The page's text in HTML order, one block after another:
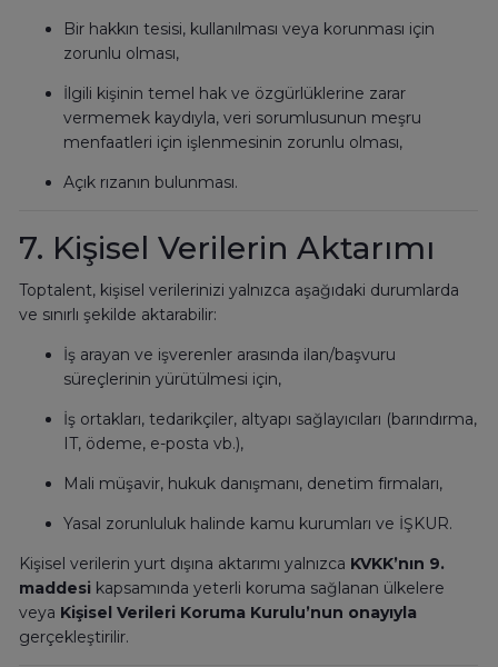
Bir hakkın tesisi, kullanılması veya korunması için
zorunlu olması,
İlgili kişinin temel hak ve özgürlüklerine zarar
vermemek kaydıyla, veri sorumlusunun meşru
menfaatleri için işlenmesinin zorunlu olması,
Açık rızanın bulunması.
7. Kişisel Verilerin Aktarımı
Toptalent, kişisel verilerinizi yalnızca aşağıdaki durumlarda
ve sınırlı şekilde aktarabilir:
İş arayan ve işverenler arasında ilan/başvuru
süreçlerinin yürütülmesi için,
İş ortakları, tedarikçiler, altyapı sağlayıcıları (barındırma,
IT, ödeme, e-posta vb.),
Mali müşavir, hukuk danışmanı, denetim firmaları,
Yasal zorunluluk halinde kamu kurumları ve İŞKUR.
Kişisel verilerin yurt dışına aktarımı yalnızca KVKK’nın 9.
maddesi kapsamında yeterli koruma sağlanan ülkelere
veya Kişisel Verileri Koruma Kurulu’nun onayıyla
gerçekleştirilir.